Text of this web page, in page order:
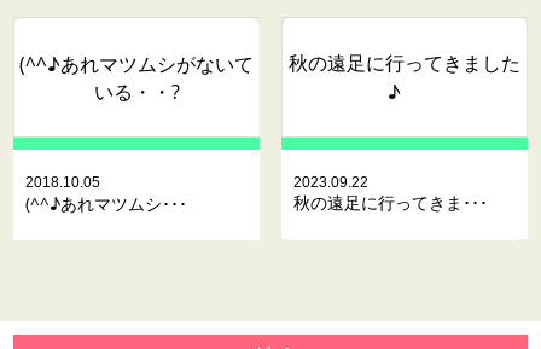
(^^♪あれマツムシがないて
いる・・?
2018.10.05
(^^♪あれマツムシ･･･
秋の遠足に行ってきました
♪
2023.09.22
秋の遠足に行ってきま･･･